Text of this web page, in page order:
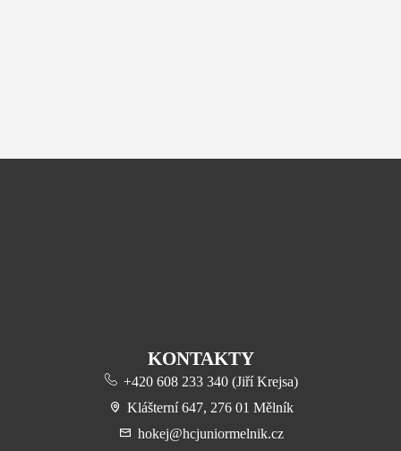
KONTAKTY
+420 608 233 340 (Jiří Krejsa)
Klášterní 647, 276 01 Mělník
hokej@hcjuniormelnik.cz